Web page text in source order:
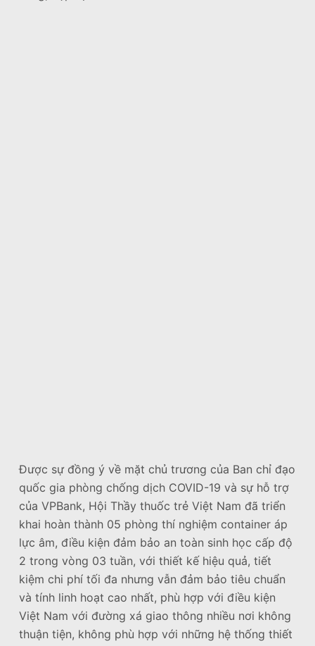
Được sự đồng ý về mặt chủ trương của Ban chỉ đạo
quốc gia phòng chống dịch COVID-19 và sự hỗ trợ
của VPBank, Hội Thầy thuốc trẻ Việt Nam đã triển
khai hoàn thành 05 phòng thí nghiệm container áp
lực âm, điều kiện đảm bảo an toàn sinh học cấp độ
2 trong vòng 03 tuần, với thiết kế hiệu quả, tiết
kiệm chi phí tối đa nhưng vẫn đảm bảo tiêu chuẩn
và tính linh hoạt cao nhất, phù hợp với điều kiện
Việt Nam với đường xá giao thông nhiều nơi không
thuận tiện, không phù hợp với những hệ thống thiết